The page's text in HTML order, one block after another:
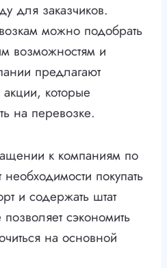
для заказчиков.
можно подобрать
возможностям и
предлагают
которые
на перевозке.
к компаниям по
покупать
и содержать штат
сэкономить
на основной